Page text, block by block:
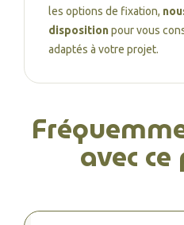
les options de fixation,
dispositionpour vous
adaptés à votre projet.
avec